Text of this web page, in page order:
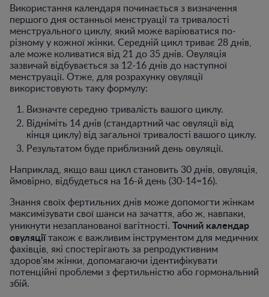
Використання календаря починається з визначення
першого дня останньої менструації та тривалості
менструального циклу, який може варіюватися по-
різному у кожної жінки. Середній цикл триває 28 днів,
але може коливатися від 21 до 35 днів. Овуляція
зазвичай відбувається за 12-16 днів до наступної
менструації. Отже, для розрахунку овуляції
використовують таку формулу:
Визначте середню тривалість вашого циклу.
Відніміть 14 днів (стандартний час овуляції від
кінця циклу) від загальної тривалості вашого циклу.
Результатом буде приблизний день овуляції.
Наприклад, якщо ваш цикл становить 30 днів, овуляція,
ймовірно, відбудеться на 16-й день (30-14=16).
Знання своїх фертильних днів може допомогти жінкам
максимізувати свої шанси на зачаття, або ж, навпаки,
уникнути незапланованої вагітності. Точний календар
овуляціїтакож є важливим інструментом для медичних
фахівців, які спостерігають за репродуктивним
здоров'ям жінки, допомагаючи ідентифікувати
потенційні проблеми з фертильністю або гормональний
збій.